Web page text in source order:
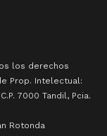
los derechos